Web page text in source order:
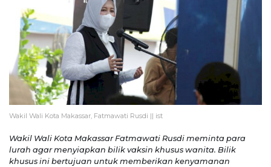
Wakil Wali Kota Makassar, Fatmawati Rusdi || ist
Wakil Wali Kota Makassar Fatmawati Rusdi meminta para
lurah agar menyiapkan bilik vaksin khusus wanita. Bilik
khusus ini bertujuan untuk memberikan kenyamanan